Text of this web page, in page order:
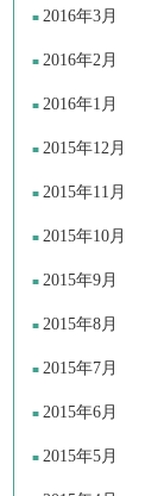
2016年3月
2016年2月
2016年1月
2015年12月
2015年11月
2015年10月
2015年9月
2015年8月
2015年7月
2015年6月
2015年5月